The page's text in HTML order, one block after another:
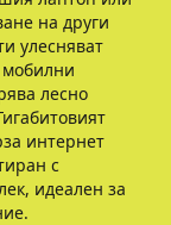
на други
улесняват
лесно
интернет
с
идеален за